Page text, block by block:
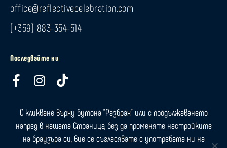
office@reflectivecelebration.com
(+359) 883-354-514
Последвайте ни
F
c
e
b
I
s
t
a
g
T
t
o
k
Общи условия|Политика за поверителност| Политика за бисквитки
С кликване върху бутона "Разбрах" или с продължаването
напред в нашата Страница, без да променяте настройките
на браузъра си, вие се съгласявате с употребата ни на